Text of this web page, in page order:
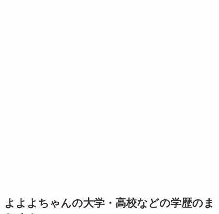
よよよちゃんの大学・高校などの学歴のま